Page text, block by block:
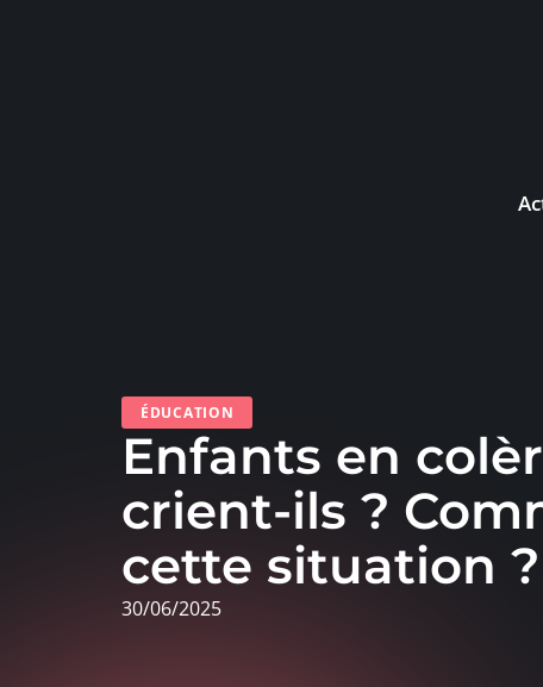
ÉDUCATION
Enfants en
crient-ils ?
cette situation ?
30/06/2025